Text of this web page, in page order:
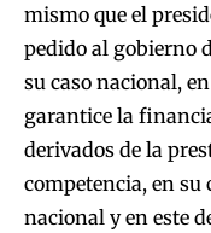
mismo que el
pedido al gobierno
su caso nacional,
garantice la
derivados de la
competencia, en
nacional y en este